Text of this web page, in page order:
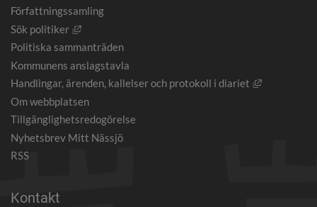
Författningssamling
Sök politiker
Länk till annan webbplats, öppnas i nytt fönster.
Politiska sammanträden
Kommunens anslagstavla
Handlingar, ärenden, kallelser och protokoll i diariet
Länk till
Om webbplatsen
Tillgänglighetsredogörelse
Nyhetsbrev Mitt Nässjö
RSS
Kontakt